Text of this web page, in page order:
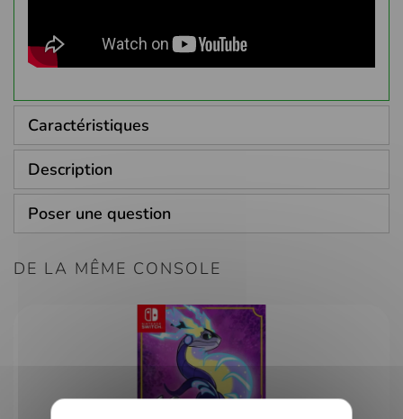
Caractéristiques
Description
Poser une question
DE LA MÊME CONSOLE